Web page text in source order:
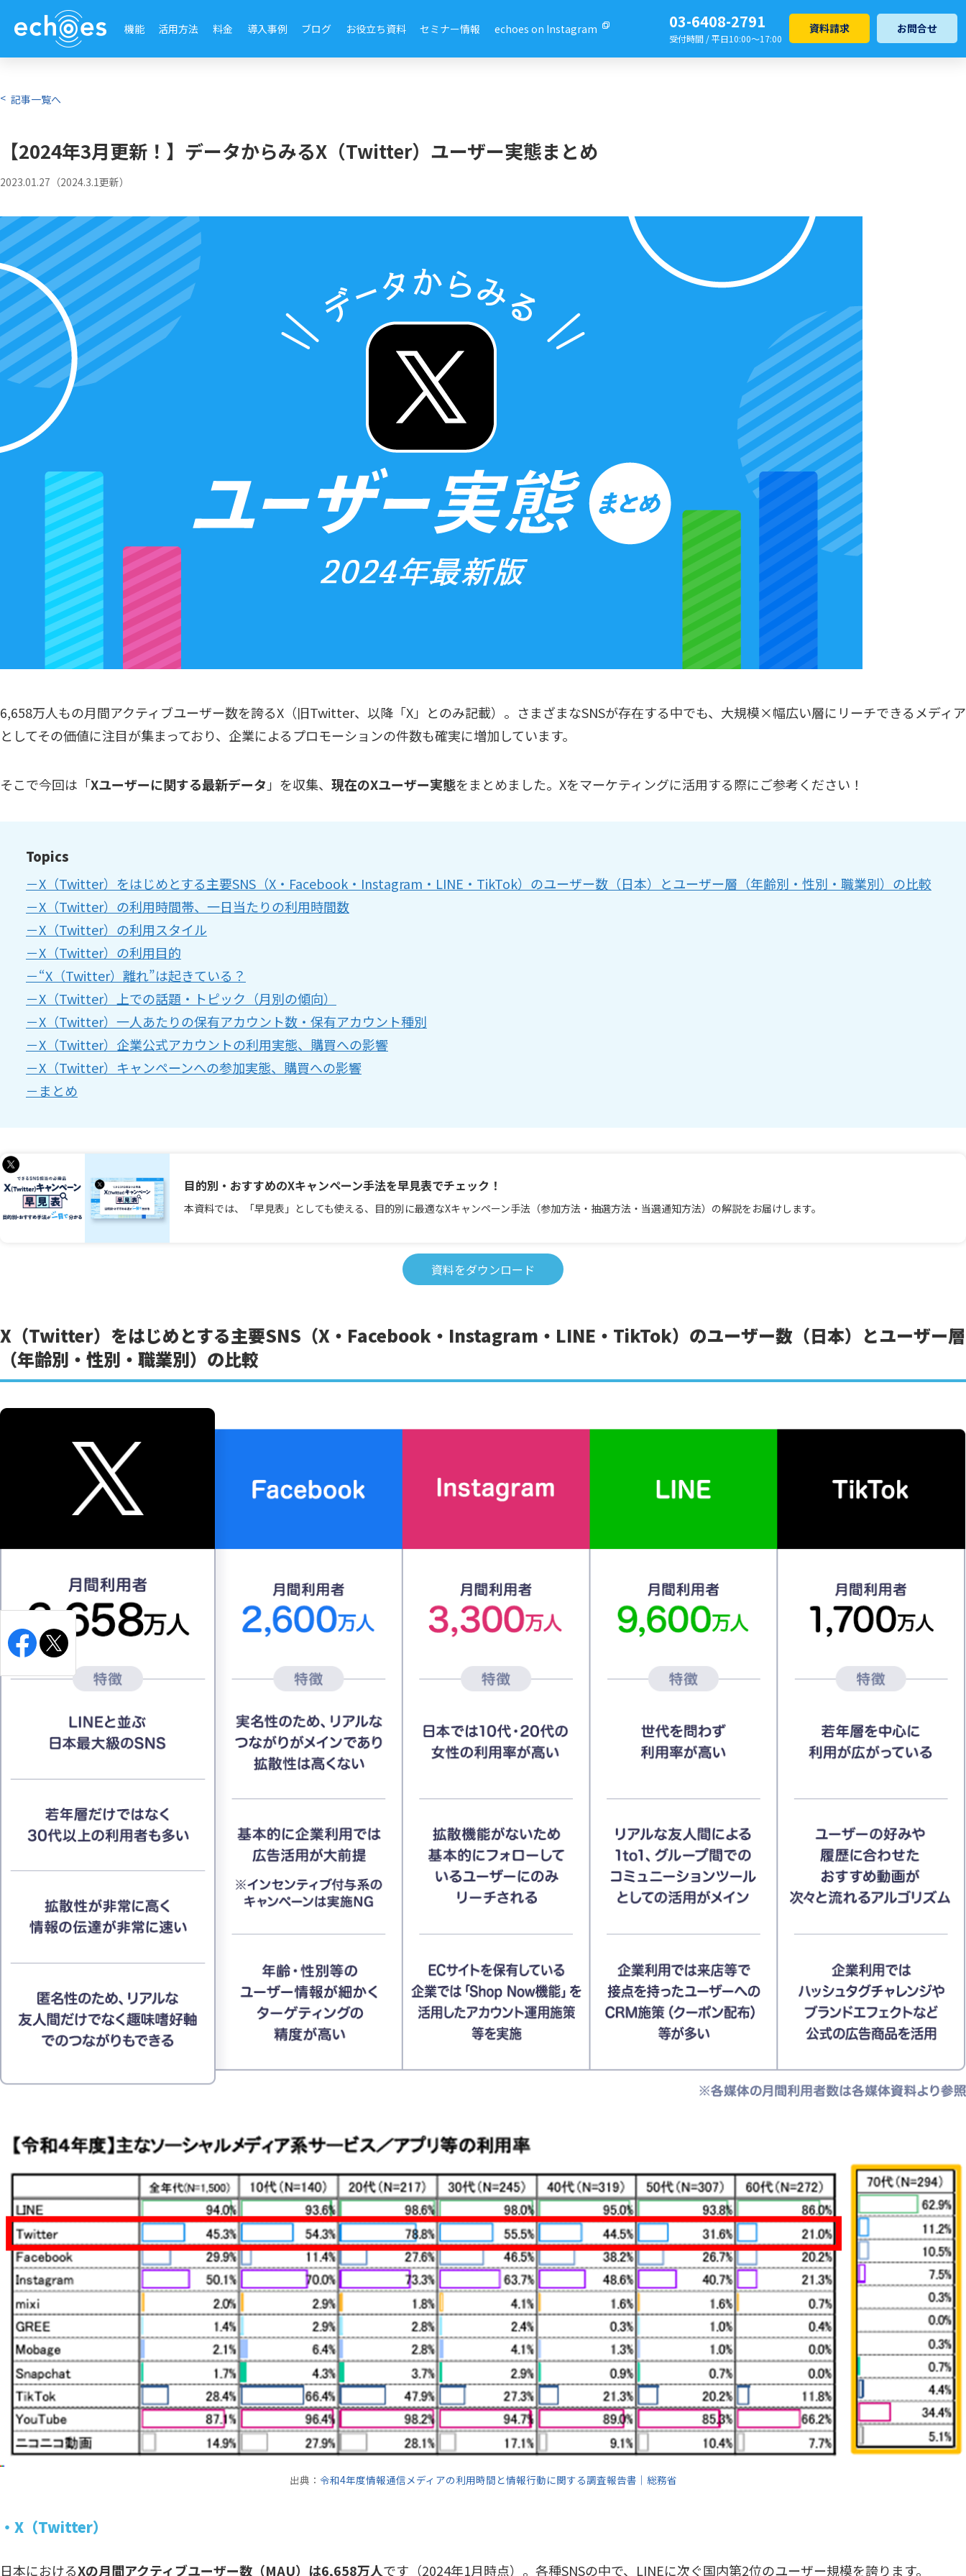
機能 活用方法 料金 導入事例 ブログ お役立ち資料 セミナー情報 echoes on Instagram 03-6408-2791
受付時間 / 平日10:00～17:00
資料請求 お問合せ
記事一覧へ
【2024年3月更新！】データからみるX（Twitter）ユーザー実態まとめ
2023.01.27（2024.3.1更新）
6,658万人もの月間アクティブユーザー数を誇るX（旧Twitter、以降「X」とのみ記載）。さまざまなSNSが存在する中でも、大規模×幅広い層にリーチできるメディア
としてその価値に注目が集まっており、企業によるプロモーションの件数も確実に増加しています。
そこで今回は「Xユーザーに関する最新データ」を収集、 現在のXユーザー実態をまとめました。Xをマーケティングに活用する際にご参考ください！
Topics
－X（Twitter）をはじめとする主要SNS（X・Facebook・Instagram・LINE・TikTok）のユーザー数（日本）とユーザー層（年齢別・性別・職業別）の比較
－X（Twitter）の利用時間帯、一日当たりの利用時間数
－X（Twitter）の利用スタイル
－X（Twitter）の利用目的
－“X（Twitter）離れ”は起きている？
－X（Twitter）上での話題・トピック（月別の傾向）
－X（Twitter）一人あたりの保有アカウント数・保有アカウント種別
－X（Twitter）企業公式アカウントの利用実態、購買への影響
－X（Twitter）キャンペーンへの参加実態、購買への影響
－まとめ
目的別・おすすめのXキャンペーン手法を早見表でチェック！
本資料では、「早見表」としても使える、目的別に最適なXキャンペーン手法（参加方法・抽選方法・当選通知方法）の解説をお届けします。
資料をダウンロード
X（Twitter）をはじめとする主要SNS（X・Facebook・Instagram・LINE・TikTok）のユーザー数（日本）とユーザー層
（年齢別・性別・職業別）の比較
出典： 令和4年度情報通信メディアの利用時間と情報行動に関する調査報告書｜総務省
・X（Twitter）
日本におけるXの月間アクティブユーザー数（MAU）は6,658万人です（2024年1月時点）。各種SNSの中で、LINEに次ぐ国内第2位のユーザー規模を誇ります。